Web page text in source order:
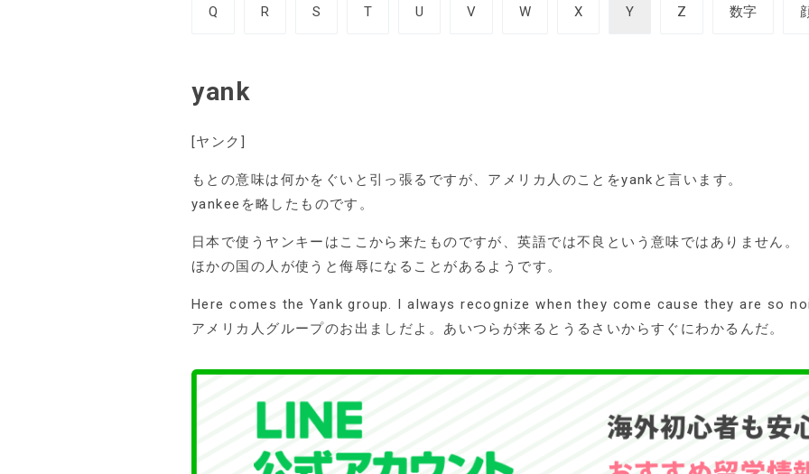
Q R S T U V W X Y Z 数字
yank
[ヤンク]
もとの意味は何かをぐいと引っ張るですが、アメリカ人のことをyankと言います。
yankeeを略したものです。
日本で使うヤンキーはここから来たものですが、英語では不良という意味ではありません。
ほかの国の人が使うと侮辱になることがあるようです。
Here comes the Yank group. I always recognize when they come cause they are so
アメリカ人グループのお出ましだよ。あいつらが来るとうるさいからすぐにわかるんだ。